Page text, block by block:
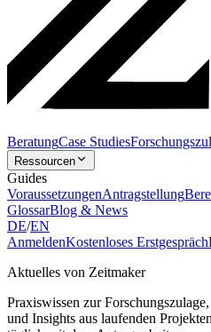
BeratungCase Studies
Ressourcen
Guides
VoraussetzungenAntragstellung
GlossarBlog & News
DE/EN
AnmeldenKostenloses Erstgespräch
Aktuelles von Zeitmaker
Praxiswissen zur
und Insights aus laufenden